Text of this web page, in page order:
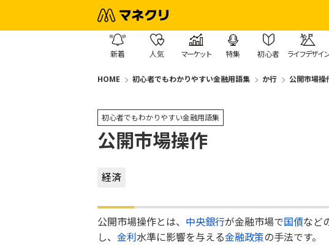
新着 人気 マーケット 特集 初心者 ライフデザイン
HOME 初心者でもわかりやすい金融用語集 か行 公開市場操
初心者でもわかりやすい金融用語集
公開市場操作
経済
公開市場操作とは、 中央銀行が金融市場で国債など
し、 金利水準に影響を与える金融政策の手法です。